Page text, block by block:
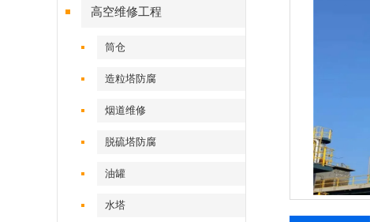
高空维修工程
筒仓
造粒塔防腐
烟道维修
脱硫塔防腐
油罐
水塔